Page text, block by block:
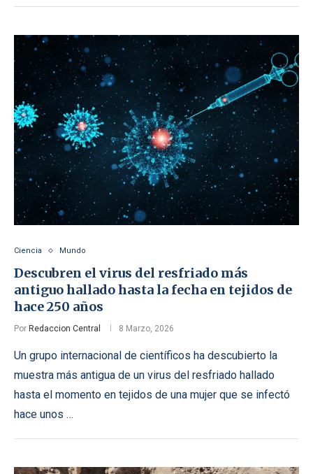
Ciencia Mundo
Descubren el virus del resfriado más
antiguo hallado hasta la fecha en tejidos de
hace 250 años
Por Redaccion Central 8 Marzo, 2026
Un grupo internacional de científicos ha descubierto la
muestra más antigua de un virus del resfriado hallado
hasta el momento en tejidos de una mujer que se infectó
hace unos …